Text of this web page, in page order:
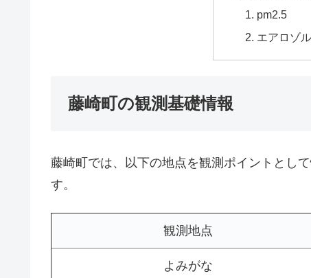
pm2.5
エアロゾ
藤崎町の観測基礎情報
藤崎町では、以下の地点を観測ポイントとし
す。
観測地点
よみがな